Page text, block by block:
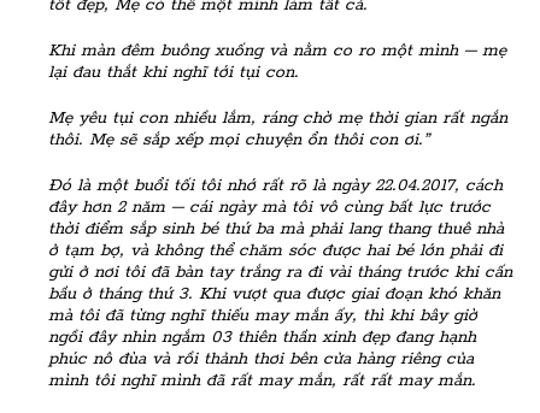
tốt đẹp, Mẹ có thể một mình làm tất cả.
Khi màn đêm buông xuống và nằm co ro một mình – mẹ
lại đau thắt khi nghĩ tới tụi con.
Mẹ yêu tụi con nhiều lắm, ráng chờ mẹ thời gian rất ngắn
thôi. Mẹ sẽ sắp xếp mọi chuyện ổn thôi con ơi.”
Đó là một buổi tối tôi nhớ rất rõ là ngày 22.04.2017, cách
đây hơn 2 năm – cái ngày mà tôi vô cùng bất lực trước
thời điểm sắp sinh bé thứ ba mà phải lang thang thuê nhà
ở tạm bợ, và không thể chăm sóc được hai bé lớn phải đi
gửi ở nơi tôi đã bàn tay trắng ra đi vài tháng trước khi cấn
bầu ở tháng thứ 3. Khi vượt qua được giai đoạn khó khăn
mà tôi đã từng nghĩ thiếu may mắn ấy, thì khi bây giờ
ngồi đây nhìn ngắm 03 thiên thần xinh đẹp đang hạnh
phúc nô đùa và rồi thảnh thơi bên cửa hàng riêng của
mình tôi nghĩ mình đã rất may mắn, rất rất may mắn.